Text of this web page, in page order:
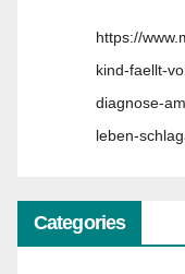
https://
kind-faellt-
diagnose-
leben-
Categories